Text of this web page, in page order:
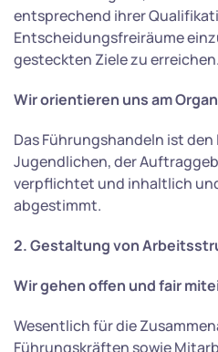
entsprechend ihrer
Entscheidungsfreiräume
gesteckten Ziele zu erreichen.
Wir orientieren uns am
Das Führungshandeln ist
Jugendlichen, der
verpflichtet und inhaltlich
abgestimmt.
2. Gestaltung von
Wir gehen offen und fair
Wesentlich für die
Führungskräften sowie